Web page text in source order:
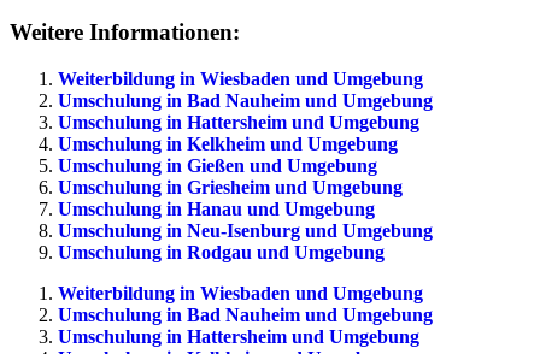
Weitere Informationen:
Weiterbildung in Wiesbaden und Umgebung
Umschulung in Bad Nauheim und Umgebung
Umschulung in Hattersheim und Umgebung
Umschulung in Kelkheim und Umgebung
Umschulung in Gießen und Umgebung
Umschulung in Griesheim und Umgebung
Umschulung in Hanau und Umgebung
Umschulung in Neu-Isenburg und Umgebung
Umschulung in Rodgau und Umgebung
Weiterbildung in Wiesbaden und Umgebung
Umschulung in Bad Nauheim und Umgebung
Umschulung in Hattersheim und Umgebung